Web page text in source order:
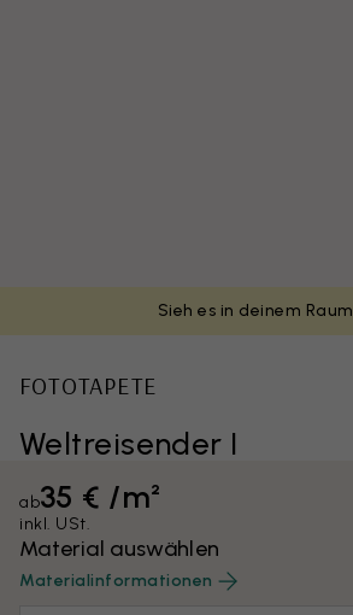
Sieh es in deinem Raum
Weltreisender I
FOTOTAPETE
ab35 € /m²
inkl. USt.
Material auswählen
Materialinformationen